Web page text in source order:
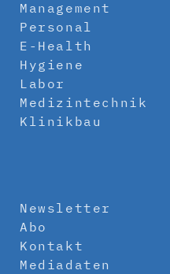
Management
Personal
E-Health
Hygiene
Labor
Medizintechnik
Klinikbau
Newsletter
Abo
Kontakt
Mediadaten